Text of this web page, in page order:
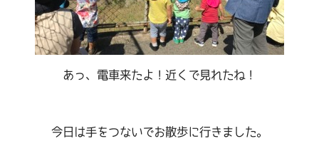
あっ、電車来たよ！近くで見れたね！
今日は手をつないでお散歩に行きました。